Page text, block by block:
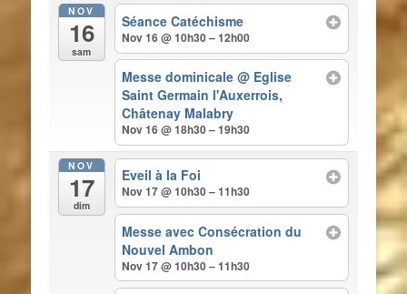
NOV
16
sam
Séance Catéchisme
Nov 16 @ 10h30 – 12h00
Messe dominicale@ Eglise
Saint Germain l'Auxerrois,
Châtenay Malabry
Nov 16 @ 18h30 – 19h30
NOV
17
dim
Eveil à la Foi
Nov 17 @ 10h30 – 11h30
Messe avec Consécration du
Nouvel Ambon
Nov 17 @ 10h30 – 11h30